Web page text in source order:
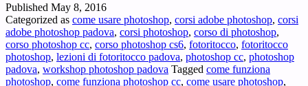
corso
base
–
Ti
interessa
Photoshop®
Padova
Published May 8, 2016
Categorized as come usare photoshop, corsi adobe photoshop, corsi
adobe photoshop padova, corsi photoshop, corso di photoshop,
corso photoshop cc, corso photoshop cs6, fotoritocco, fotoritocco
photoshop, lezioni di fotoritocco padova, photoshop cc, photoshop
padova, workshop photoshop padova Tagged come funziona
photoshop, come funziona photoshop cc, come usare photoshop,